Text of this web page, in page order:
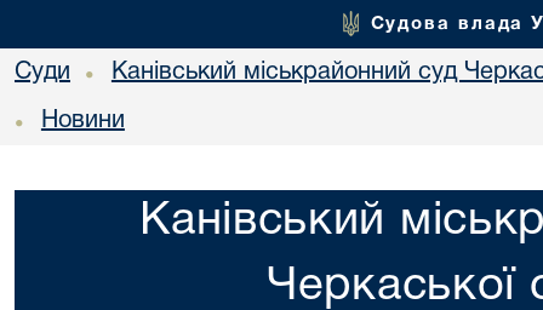
Судова влада
Суди • Канівський міськрайонний суд
• Новини
Канівський
Черкаської